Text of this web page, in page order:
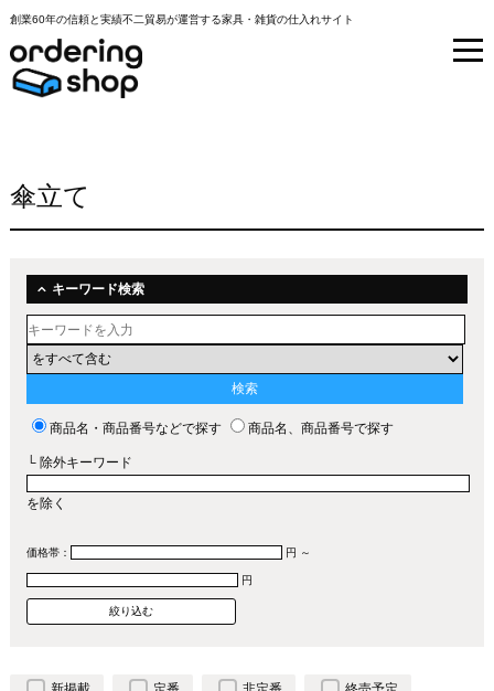
創業60年の信頼と実績不二貿易が運営する家具・雑貨の仕入れサイト
傘立て
キーワード検索
商品名・商品番号などで探す 商品名、商品番号で探す
└ 除外キーワード
を除く
価格帯： 円 ～
円